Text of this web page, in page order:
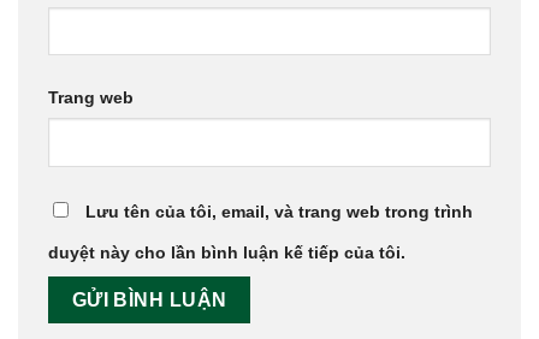
Trang web
Lưu tên của tôi, email, và trang web trong trình
duyệt này cho lần bình luận kế tiếp của tôi.